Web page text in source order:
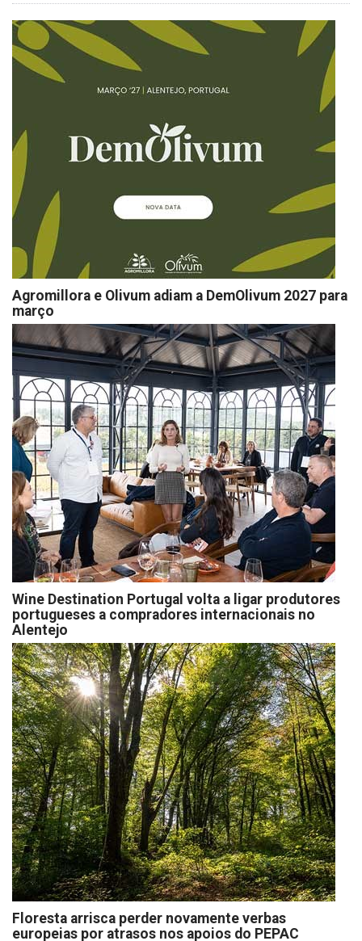
Agromillora e Olivum adiam a DemOlivum 2027 para
março
Wine Destination Portugal volta a ligar produtores
portugueses a compradores internacionais no
Alentejo
Floresta arrisca perder novamente verbas
europeias por atrasos nos apoios do PEPAC